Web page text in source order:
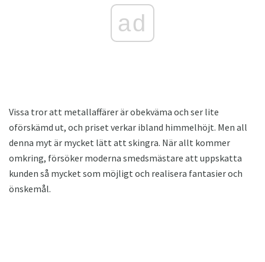
ad
Vissa tror att metallaffärer är obekväma och ser lite
oförskämd ut, och priset verkar ibland himmelhöjt. Men all
denna myt är mycket lätt att skingra. När allt kommer
omkring, försöker moderna smedsmästare att uppskatta
kunden så mycket som möjligt och realisera fantasier och
önskemål.